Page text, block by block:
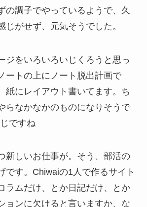
の調子でやっているようで、久
じがせず、元気そうでした。
ジをいろいろいじくろうと思っ
ートの上にノート脱出計画で
紙にレイアウト書いてます。ち
らなかなかのものになりそうで
ですね
新しいお仕事が。そう、部活の
です。Chiwaiの1人で作るサイト
ラムだけ、とか日記だけ、とか
ョンに欠けると言いますか、な